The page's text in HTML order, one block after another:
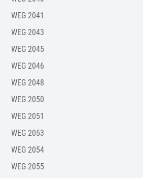
WEG 2041
WEG 2043
WEG 2045
WEG 2046
WEG 2048
WEG 2050
WEG 2051
WEG 2053
WEG 2054
WEG 2055